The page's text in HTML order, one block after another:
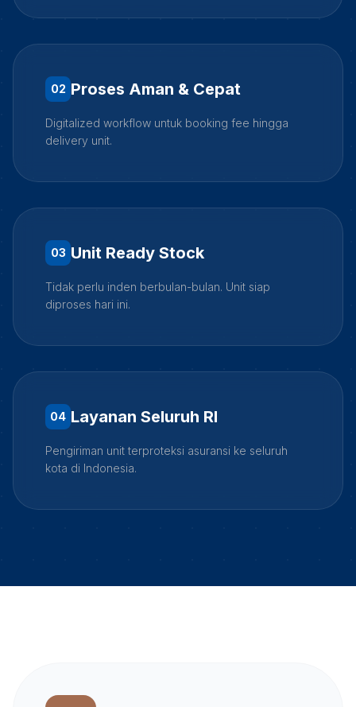
02 Proses Aman & Cepat
Digitalized workflow untuk booking fee hingga
delivery unit.
03 Unit Ready Stock
Tidak perlu inden berbulan-bulan. Unit siap
diproses hari ini.
04 Layanan Seluruh RI
Pengiriman unit terproteksi asuransi ke seluruh
kota di Indonesia.